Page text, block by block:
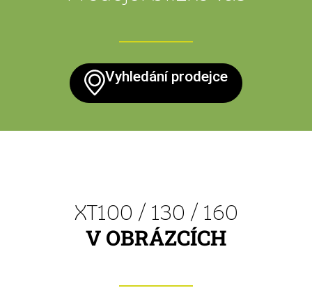
Vyhledání prodejce
XT100 / 130 / 160
V OBRÁZCÍCH